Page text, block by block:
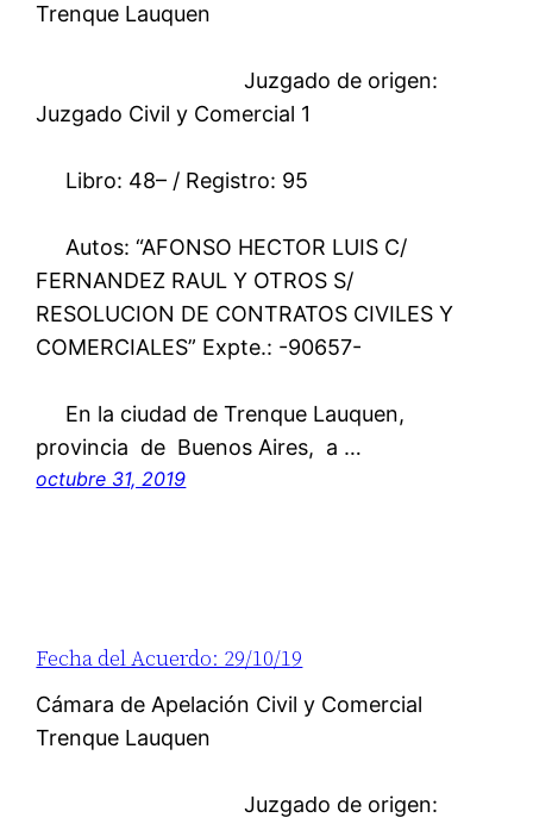
Trenque Lauquen
Juzgado de origen:
Juzgado Civil y Comercial 1
Libro: 48– / Registro: 95
Autos: “AFONSO HECTOR LUIS C/
FERNANDEZ RAUL Y OTROS S/
RESOLUCION DE CONTRATOS CIVILES Y
COMERCIALES” Expte.: -90657-
En la ciudad de Trenque Lauquen,
provincia de Buenos Aires, a …
octubre 31, 2019
Fecha del Acuerdo: 29/10/19
Cámara de Apelación Civil y Comercial
Trenque Lauquen
Juzgado de origen: